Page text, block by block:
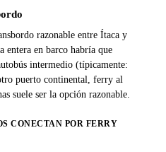
razonable entre Ítaca y
entera en barco habría que
intermedio (típicamente:
puerto continental, ferry al
suele ser la opción razonable.
CONECTAN POR FERRY